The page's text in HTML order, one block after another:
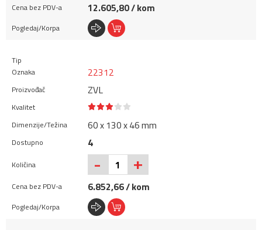
12.605,80 / kom
22312
ZVL
60 x 130 x 46 mm
4
- +
6.852,66 / kom